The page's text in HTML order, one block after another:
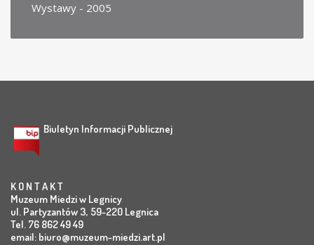
Wystawy - 2005
Biuletyn Informacji Publicznej
K O N T A K T
Muzeum Miedzi w Legnicy
ul. Partyzantów 3, 59-220 Legnica
Tel. 76 862 49 49
email: biuro@muzeum-miedzi.art.pl